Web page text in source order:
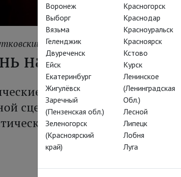
на Марсе
корабли на энергиях
сцены Электротеатра
документальный
Альберто Аль Космико
Воронеж
Выборг
Вязьма
Геленджик
Двуреченск
Ейск
Екатеринбург
Жигулёвск
Заречный
(Пензенская обл.)
Зеленогорск
(Красноярский
край)
Красногорск
Краснодар
Красноуральск
Красноярск
Кстово
Курск
Ленинское
(Ленинградская
Обл.)
Лесной
Липецк
Лобня
Луга